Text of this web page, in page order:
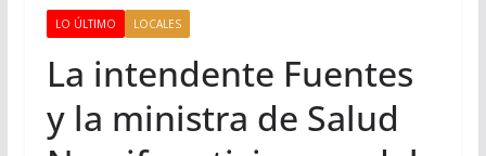
LO ÚLTIMO LOCALES
La intendente Fuentes
y la ministra de Salud